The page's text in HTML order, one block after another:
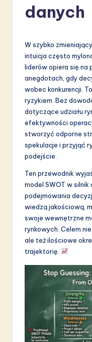
in
A
&
S
o
danych
W szybko
intuicja często
liderów opiera się na
anegdotach, gdy
wobec konkurencji.
ryzykiem. Bez
dotyczące udziału
efektywności
stworzyć odporne
spekulacje i przyjąć
podejście.
Ten przewodnik
model SWOT w
podejmowania
wiedzą jakościową,
swoje wewnętrzne
rynkowych. Celem
ale też ilościowe
trajektorię.